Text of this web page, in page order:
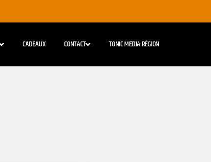
CADEAUX CONTACT TONIC MEDIA RÉGION